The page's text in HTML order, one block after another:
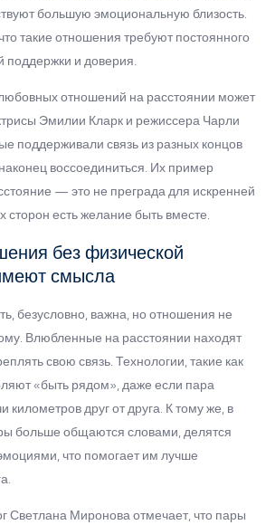
большую эмоциональную близость.
такие отношения требуют постоянного
и доверия.
отношений на расстоянии может
Эмилии Кларк и режиссера Чарли
поддерживали связь из разных концов
воссоединиться. Их пример
— это не преграда для искренней
сторон есть желание быть вместе.
без физической
смысла
безусловно, важна, но отношения не
Влюбленные на расстоянии находят
свою связь. Технологии, такие как
«быть рядом», даже если пара
километров друг от друга. К тому же, в
больше общаются словами, делятся
что помогает им лучше
Светлана Миронова отмечает, что пары